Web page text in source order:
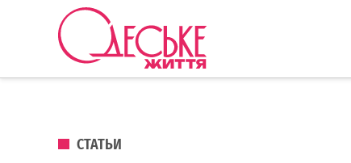
Перейти к содержанию
ОПУБЛИКОВАНО В
СТАТЬИ